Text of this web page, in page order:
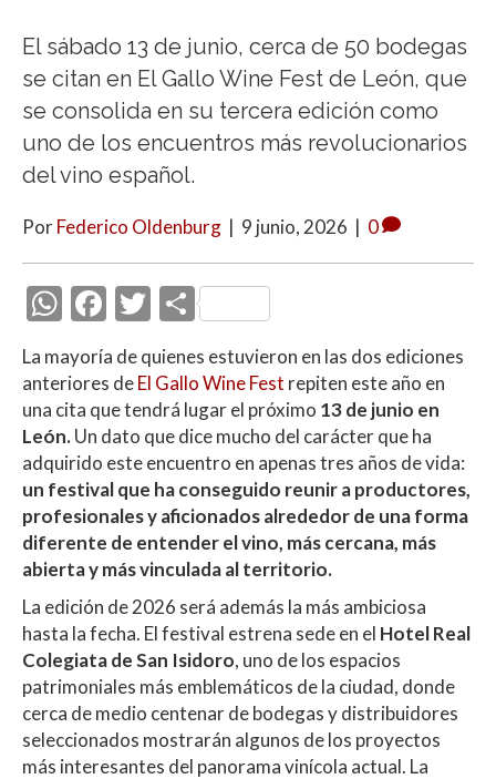
El sábado 13 de junio, cerca de 50 bodegas
se citan en El Gallo Wine Fest de León, que
se consolida en su tercera edición como
uno de los encuentros más revolucionarios
del vino español.
PorFederico Oldenburg | 9 junio, 2026 | 0
W
at
s
A
p
p
F
ac
e
b
o
o
k
T
w
itt
er
C
m
p
ar
ti
r
La mayoría de quienes estuvieron en las dos ediciones
anteriores deEl Gallo Wine Fest repiten este año en
una cita que tendrá lugar el próximo 13 de junio en
León.Un dato que dice mucho del carácter que ha
adquirido este encuentro en apenas tres años de vida:
un festival que ha conseguido reunir a productores,
profesionales y aficionados alrededor de una forma
diferente de entender el vino, más cercana, más
abierta y más vinculada al territorio.
La edición de 2026 será además la más ambiciosa
hasta la fecha. El festival estrena sede en el Hotel Real
Colegiata de San Isidoro, uno de los espacios
patrimoniales más emblemáticos de la ciudad, donde
cerca de medio centenar de bodegas y distribuidores
seleccionados mostrarán algunos de los proyectos
más interesantes del panorama vinícola actual. La